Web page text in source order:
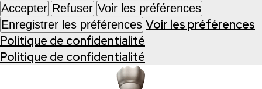
Accepter Refuser Voir les préférences
Enregistrer les préférences Voir les préférences
Politique de confidentialité
Politique de confidentialité